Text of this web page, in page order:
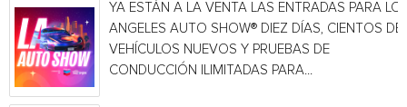
YA ESTÁN A LA VENTA LAS ENTRADAS PARA
ANGELES AUTO SHOW® DIEZ DÍAS, CIENTOS DE
VEHÍCULOS NUEVOS Y PRUEBAS DE
CONDUCCIÓN ILIMITADAS PARA...